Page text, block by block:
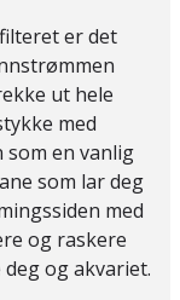
er det
ut hele
med
en vanlig
som lar deg
med
og raskere
og akvariet.